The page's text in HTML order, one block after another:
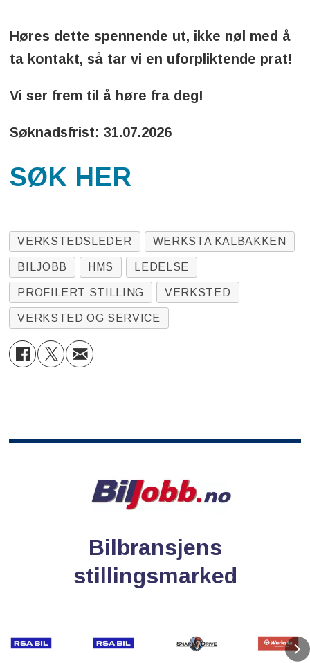
Høres dette spennende ut, ikke nøl med å
ta kontakt, så tar vi en uforpliktende prat!
Vi ser frem til å høre fra deg!
Søknadsfrist: 31.07.2026
SØK HER
VERKSTEDSLEDER WERKSTA KALBAKKEN
BILJOBB HMS LEDELSE
PROFILERT STILLING VERKSTED
VERKSTED OG SERVICE
Bilbransjens
stillingsmarked